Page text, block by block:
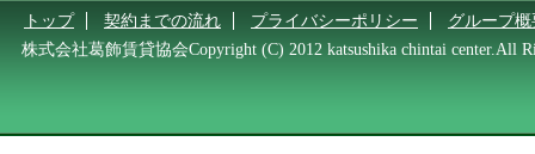
トップ 契約までの流れ プライバシーポリシー
グループ概
株式会社葛飾賃貸協会Copyright (C) 2012 katsushika chintai center.All